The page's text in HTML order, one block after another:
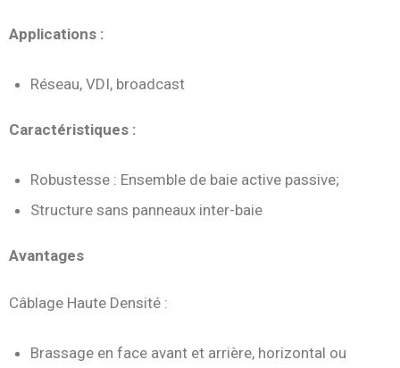
Applications :
Réseau, VDI, broadcast
Caractéristiques :
Robustesse : Ensemble de baie active passive;
Structure sans panneaux inter-baie
Avantages
Câblage Haute Densité :
Brassage en face avant et arrière, horizontal ou